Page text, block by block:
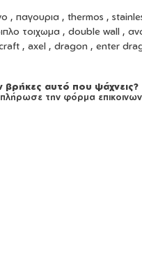
, παγουρια , thermos ,
τοιχωμα , double wall ,
, axel , dragon , enter
βρήκες αυτό που ψάχνεις?
την φόρμα